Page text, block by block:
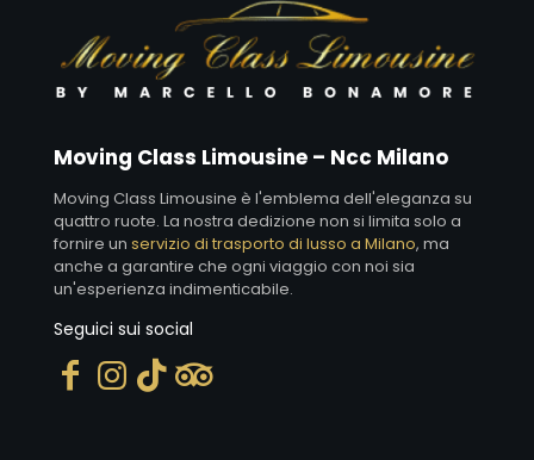
Moving Class Limousine – Ncc Milano
Moving Class Limousine è l'emblema dell'eleganza su
quattro ruote. La nostra dedizione non si limita solo a
fornire un servizio di trasporto di lusso a Milano, ma
anche a garantire che ogni viaggio con noi sia
un'esperienza indimenticabile.
Seguici sui social